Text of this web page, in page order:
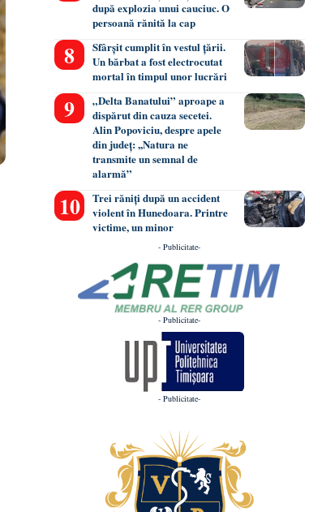
după explozia unui cauciuc. O
persoană rănită la cap
Sfârșit cumplit în vestul țării.
Un bărbat a fost electrocutat
mortal în timpul unor lucrări
„Delta Banatului” aproape a
dispărut din cauza secetei.
Alin Popoviciu, despre apele
din județ: ,,Natura ne
transmite un semnal de
alarmă”
Trei răniți după un accident
violent în Hunedoara. Printre
victime, un minor
- Publicitate-
- Publicitate-
- Publicitate-